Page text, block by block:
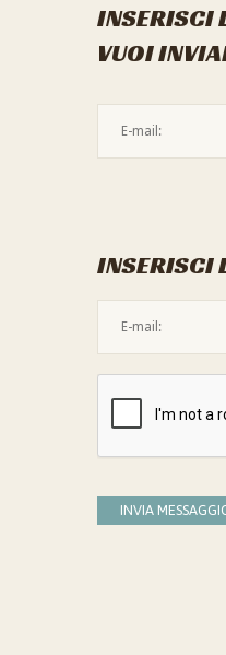
INSERISCI
VUOI
INSERISCI
INVIA